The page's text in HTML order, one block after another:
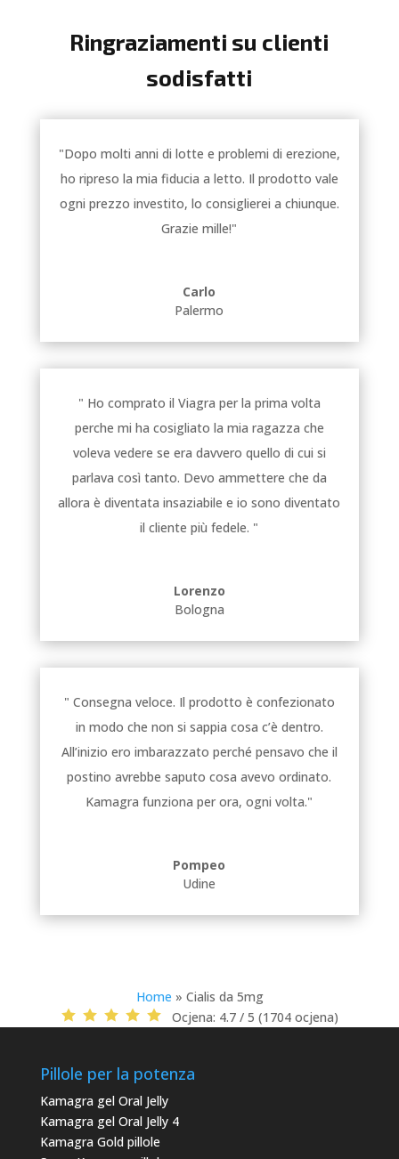
Ringraziamenti su clienti
sodisfatti
"Dopo molti anni di lotte e problemi di erezione,
ho ripreso la mia fiducia a letto. Il prodotto vale
ogni prezzo investito, lo consiglierei a chiunque.
Grazie mille!"
Carlo
Palermo
" Ho comprato il Viagra per la prima volta
perche mi ha cosigliato la mia ragazza che
voleva vedere se era davvero quello di cui si
parlava così tanto. Devo ammettere che da
allora è diventata insaziabile e io sono diventato
il cliente più fedele. "
Lorenzo
Bologna
" Consegna veloce. Il prodotto è confezionato
in modo che non si sappia cosa c’è dentro.
All’inizio ero imbarazzato perché pensavo che il
postino avrebbe saputo cosa avevo ordinato.
Kamagra funziona per ora, ogni volta."
Pompeo
Udine
Home » Cialis da 5mg
Ocjena: 4.7 / 5 (1704 ocjena)
Pillole per la potenza
Kamagra gel Oral Jelly
Kamagra gel Oral Jelly 4
Kamagra Gold pillole